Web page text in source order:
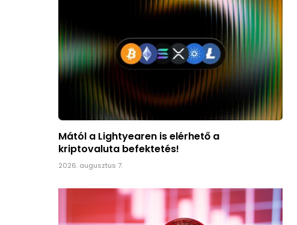
Mától a Lightyearen is elérhető a
kriptovaluta befektetés!
2026. augusztus 7.